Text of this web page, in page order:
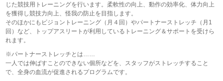
じた競技用トレーニングを行います。柔軟性の向上、動作の効率化、体力向上
を獲得し競技力向上、怪我の防止を目指します。
そのほかにもビジョントレーニング（月４回）やパートナーストレッチ（月1
回）など、トップアスリートが利用しているトレーニング＆サポートを受けら
れます。
※パートナーストレッチとは……
一人では伸ばすことのできない個所などを、スタッフがストレッチすること
で、全身の血流が促進されるプログラムです。